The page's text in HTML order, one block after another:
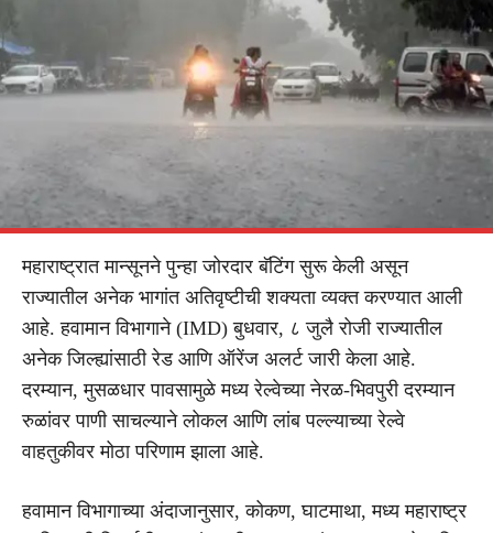
महाराष्ट्रात मान्सूनने पुन्हा जोरदार बॅटिंग सुरू केली असून
राज्यातील अनेक भागांत अतिवृष्टीची शक्यता व्यक्त करण्यात आली
आहे. हवामान विभागाने (IMD) बुधवार, ८ जुलै रोजी राज्यातील
अनेक जिल्ह्यांसाठी रेड आणि ऑरेंज अलर्ट जारी केला आहे.
दरम्यान, मुसळधार पावसामुळे मध्य रेल्वेच्या नेरळ-भिवपुरी दरम्यान
रुळांवर पाणी साचल्याने लोकल आणि लांब पल्ल्याच्या रेल्वे
वाहतुकीवर मोठा परिणाम झाला आहे.
हवामान विभागाच्या अंदाजानुसार, कोकण, घाटमाथा, मध्य महाराष्ट्र